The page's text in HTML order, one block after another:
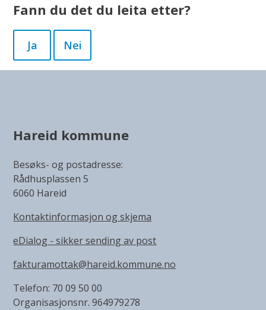
Fann du det du leita etter?
Ja Nei
Hareid kommune
Besøks- og postadresse:
Rådhusplassen 5
6060 Hareid
Kontaktinformasjon og skjema
eDialog - sikker sending av post
fakturamottak@hareid.kommune.no
Telefon: 70 09 50 00
Organisasjonsnr. 964979278